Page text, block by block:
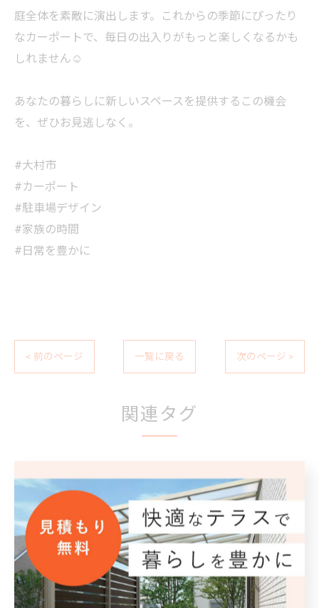
庭全体を素敵に演出します。これからの季節にぴったり
なカーポートで、毎日の出入りがもっと楽しくなるかも
しれません☺️
あなたの暮らしに新しいスペースを提供するこの機会
を、ぜひお見逃しなく。
#大村市
#カーポート
#駐車場デザイン
#家族の時間
#日常を豊かに
< 前のページ 一覧に戻る 次のページ >
関連タグ
#大村市 #カーポート
カテゴリー Categories
全てのカテゴリー